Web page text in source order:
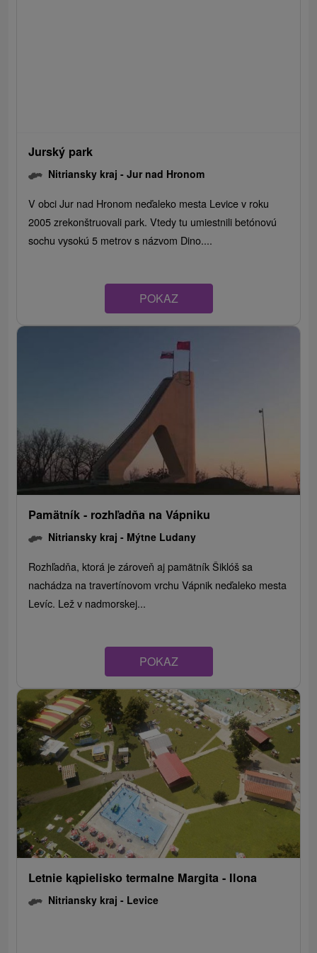
Jurský park
Nitriansky kraj -Jur nad Hronom
V obci Jur nad Hronom neďaleko mesta Levice v roku
2005 zrekonštruovali park. Vtedy tu umiestnili betónovú
sochu vysokú 5 metrov s názvom Dino....
POKAZ
Pamätník - rozhľadňa na Vápniku
Nitriansky kraj - Mýtne Ludany
Rozhľadňa, ktorá je zároveň aj pamätník Šiklóš sa
nachádza na travertínovom vrchu Vápnik neďaleko mesta
Levíc. Lež v nadmorskej...
POKAZ
Letnie kąpielisko termalne Margita - Ilona
Nitriansky kraj - Levice